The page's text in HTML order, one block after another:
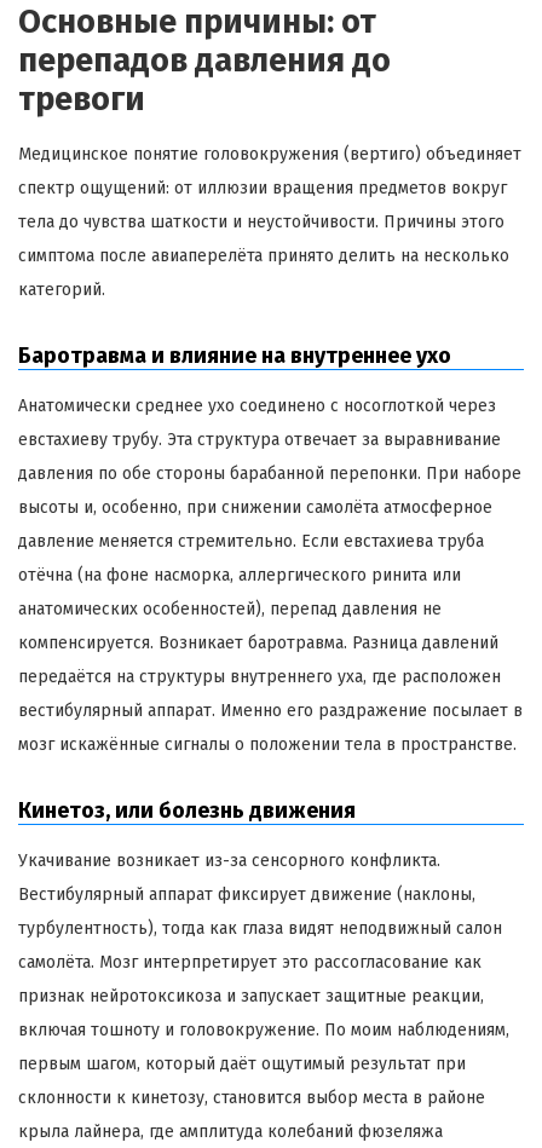
Основные причины: от
перепадов давления до
тревоги
Медицинское понятие головокружения (вертиго) объединяет
спектр ощущений: от иллюзии вращения предметов вокруг
тела до чувства шаткости и неустойчивости. Причины этого
симптома после авиаперелёта принято делить на несколько
категорий.
Баротравма и влияние на внутреннее ухо
Анатомически среднее ухо соединено с носоглоткой через
евстахиеву трубу. Эта структура отвечает за выравнивание
давления по обе стороны барабанной перепонки. При наборе
высоты и, особенно, при снижении самолёта атмосферное
давление меняется стремительно. Если евстахиева труба
отёчна (на фоне насморка, аллергического ринита или
анатомических особенностей), перепад давления не
компенсируется. Возникает баротравма. Разница давлений
передаётся на структуры внутреннего уха, где расположен
вестибулярный аппарат. Именно его раздражение посылает в
мозг искажённые сигналы о положении тела в пространстве.
Кинетоз, или болезнь движения
Укачивание возникает из-за сенсорного конфликта.
Вестибулярный аппарат фиксирует движение (наклоны,
турбулентность), тогда как глаза видят неподвижный салон
самолёта. Мозг интерпретирует это рассогласование как
признак нейротоксикоза и запускает защитные реакции,
включая тошноту и головокружение. По моим наблюдениям,
первым шагом, который даёт ощутимый результат при
склонности к кинетозу, становится выбор места в районе
крыла лайнера, где амплитуда колебаний фюзеляжа